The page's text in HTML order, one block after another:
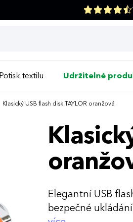
Potisk textilu Udržitelné
Klasický USB flash disk TAYLOR oranžová
Elegantní USB
bezpečné